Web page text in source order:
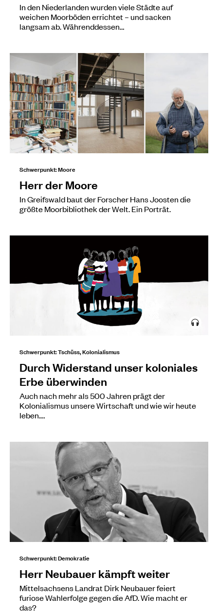
In den Niederlanden wurden viele Städte auf
weichen Moorböden errichtet – und sacken
langsam ab. Währenddessen…
Schwerpunkt: Moore
Herr der Moore
In Greifswald baut der Forscher Hans Joosten die
größte Moorbibliothek der Welt. Ein Porträt.
Schwerpunkt: Tschüss, Kolonialismus
Durch Widerstand unser koloniales
Erbe überwinden
Auch nach mehr als 500 Jahren prägt der
Kolonialismus unsere Wirtschaft und wie wir heute
leben.…
Schwerpunkt: Demokratie
Herr Neubauer kämpft weiter
Mittelsachsens Landrat Dirk Neubauer feiert
furiose Wahlerfolge gegen die AfD. Wie macht er
das?